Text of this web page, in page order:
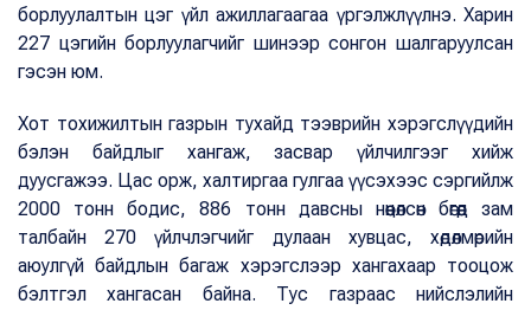
борлуулалтын цэг үйл ажиллагаагаа үргэлжлүүлнэ. Харин
227 цэгийн борлуулагчийг шинээр сонгон шалгаруулсан
гэсэн юм.
Хот тохижилтын газрын тухайд тээврийн хэрэгслүүдийн
бэлэн байдлыг хангаж, засвар үйлчилгээг хийж
дуусгажээ. Цас орж, халтиргаа гулгаа үүсэхээс сэргийлж
2000 тонн бодис, 886 тонн давсны нөөцөлсөн бөгөөд зам
талбайн 270 үйлчлэгчийг дулаан хувцас, хөдөлмөрийн
аюулгүй байдлын багаж хэрэгслээр хангахаар тооцож
бэлтгэл хангасан байна. Тус газраас нийслэлийн